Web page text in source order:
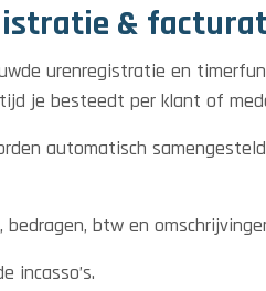
&
urenregistratie en
je besteedt per klant of
automatisch
btw en
incasso’s.